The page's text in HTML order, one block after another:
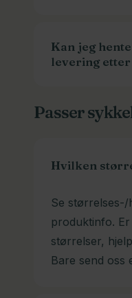
som batterier
betrakelig mer.
Kan jeg
levering etter
sykkelen sin
fra oss. Vi
om du ønsker
Passer
Hvilken
Se størrelses-/
produktinfo.
størrelser,
Bare send oss